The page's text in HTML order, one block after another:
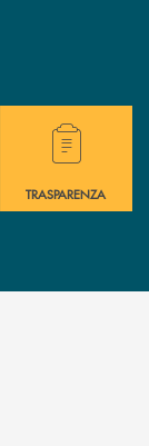
immediata?
Hai bisogno di
TRASPARENZA